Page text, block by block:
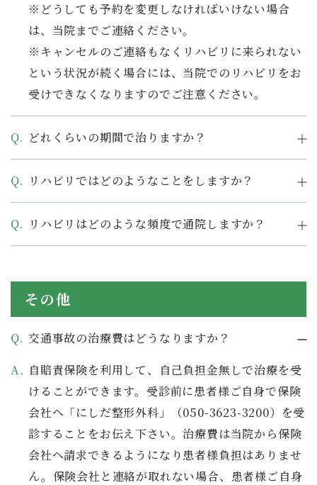
※どうしても予約を変更しなければいけない場合
は、当院までご連絡ください。
※キャンセルのご連絡もなくリハビリに来られない
という状況が続く場合には、当院でのリハビリをお
受けできなくなりますのでご注意ください。
どれくらいの期間で治りますか？
リハビリではどのようなことをしますか？
リハビリはどのような頻度で通院しますか？
その他
交通事故の治療費はどうなりますか？
自賠責保険を利用して、自己負担金無しで治療を受
けることができます。受診前に患者様ご自身で保険
会社へ「にしだ整形外科」（050-3623-3200）を受
診することをお伝え下さい。治療費は当院から保険
会社へ請求できるようになり患者様負担はありませ
ん。保険会社と連絡が取れない場合、患者様ご自身